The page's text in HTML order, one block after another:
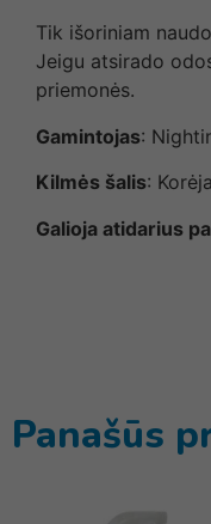
Tik išoriniam
Jeigu atsirado
priemonės.
Gamintojas:
Kilmės šalis: Korėja
Galioja atidarius
Panašūs